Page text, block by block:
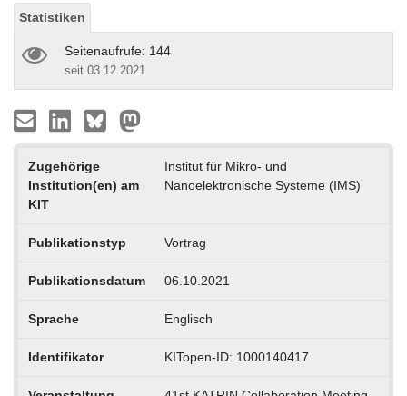
Statistiken
Seitenaufrufe: 144
seit 03.12.2021
Zugehörige
Institution(en) am
KIT
Institut für Mikro- und
Nanoelektronische Systeme (IMS)
Publikationstyp Vortrag
Publikationsdatum 06.10.2021
Sprache Englisch
Identifikator KITopen-ID: 1000140417